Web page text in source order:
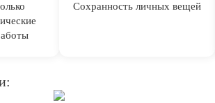
Сохранность личных вещей